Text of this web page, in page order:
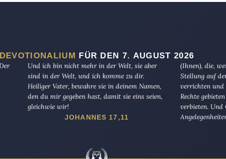
DEVOTIONALIUM FÜR DEN 7. AUGUST 2026
Und ich bin nicht mehr in der Welt, sie aber
sind in der Welt, und ich komme zu dir.
Heiliger Vater, bewahre sie in deinem Namen,
den du mir gegeben hast, damit sie eins seien,
gleichwie wir!
JOHANNES 17,11
(Ihnen), die,
Stellung auf
verrichten und
Rechte
verbieten. Und